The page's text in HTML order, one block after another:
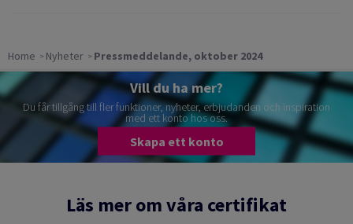
Home Nyheter Pressmeddelande, oktober 2024
Vill du ha mer?
Du får tillgång till fler funktioner, nyheter, erbjudanden och inspiration
med ett konto hos oss.
Skapa ett konto
Läs mer om våra certifikat